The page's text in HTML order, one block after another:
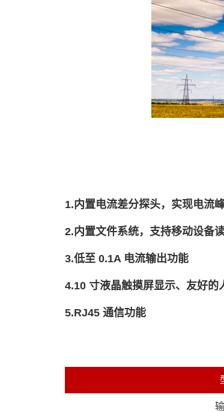
1.内置电流差分探头，实现电流
2.内置文件系统，支持移动设备
3.低至 0.1A 电流输出功能
4.10 寸液晶触摸屏显示、友好的
5.RJ45 通信功能